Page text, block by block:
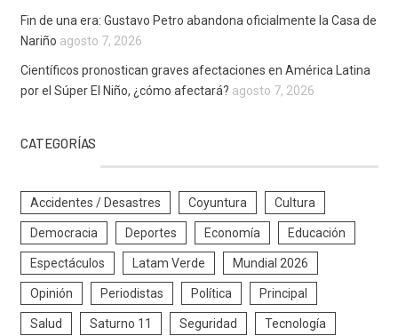
Fin de una era: Gustavo Petro abandona oficialmente la Casa de
Nariño agosto 7, 2026
Científicos pronostican graves afectaciones en América Latina
por el Súper El Niño, ¿cómo afectará? agosto 7, 2026
CATEGORÍAS
Accidentes / Desastres Coyuntura Cultura
Democracia Deportes Economía Educación
Espectáculos Latam Verde Mundial 2026
Opinión Periodistas Política Principal
Salud Saturno 11 Seguridad Tecnología